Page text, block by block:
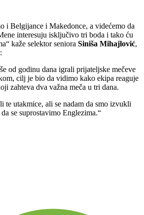
i Belgijance i Makedonce, a videćemo da
interesuju isključivo tri boda i tako ću
kaže selektor seniora Siniša Mihajlović,
od godinu dana igrali prijateljske mečeve
cilj je bio da vidimo kako ekipa reaguje
zahteva dva važna meča u tri dana.
te utakmice, ali se nadam da smo izvukli
se suprostavimo Englezima.“